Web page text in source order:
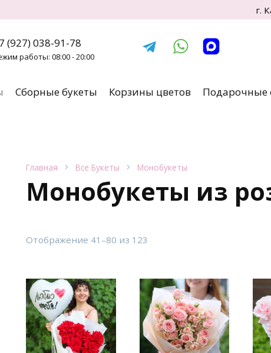
г.
(927) 038-91-78
работы: 08:00 - 20:00
Сборные букеты Корзины цветов Подарочные
Главная Все Букеты Монобукеты
Монобукеты из
Отображение 41–80 из 123